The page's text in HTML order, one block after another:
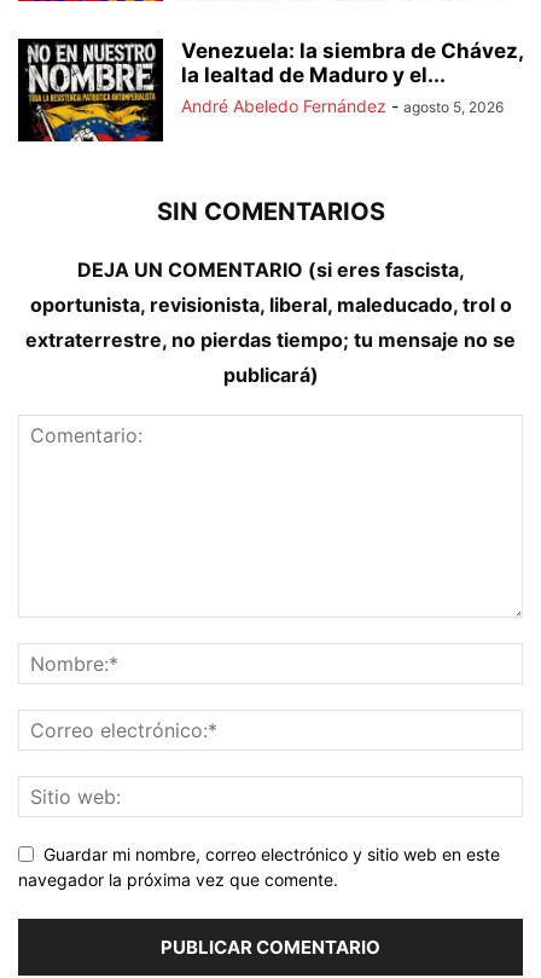
Venezuela: la siembra de Chávez,
la lealtad de Maduro y el...
André Abeledo Fernández - agosto 5, 2026
SIN COMENTARIOS
DEJA UN COMENTARIO (si eres fascista,
oportunista, revisionista, liberal, maleducado, trol o
extraterrestre, no pierdas tiempo; tu mensaje no se
publicará)
Guardar mi nombre, correo electrónico y sitio web en este
navegador la próxima vez que comente.